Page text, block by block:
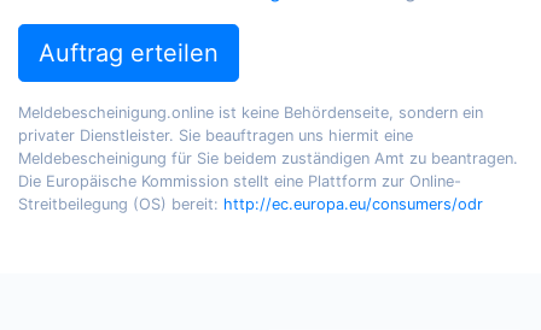
Auftrag erteilen
Meldebescheinigung.online ist keine Behördenseite, sondern ein
privater Dienstleister. Sie beauftragen uns hiermit eine
Meldebescheinigung für Sie beidem zuständigen Amt zu beantragen.
Die Europäische Kommission stellt eine Plattform zur Online-
Streitbeilegung (OS) bereit: http://ec.europa.eu/consumers/odr